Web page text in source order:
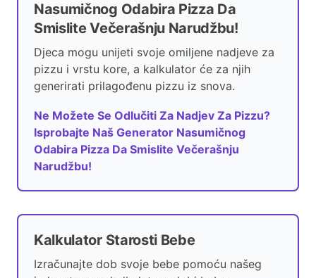
Nasumičnog Odabira Pizza Da
Smislite Večerašnju Narudžbu!
Djeca mogu unijeti svoje omiljene nadjeve za
pizzu i vrstu kore, a kalkulator će za njih
generirati prilagođenu pizzu iz snova.
Ne Možete Se Odlučiti Za Nadjev Za Pizzu?
Isprobajte Naš Generator Nasumičnog
Odabira Pizza Da Smislite Večerašnju
Narudžbu!
Kalkulator Starosti Bebe
Izračunajte dob svoje bebe pomoću našeg